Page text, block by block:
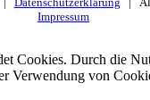
Impressum
Cookies. Durch die
Verwendung von